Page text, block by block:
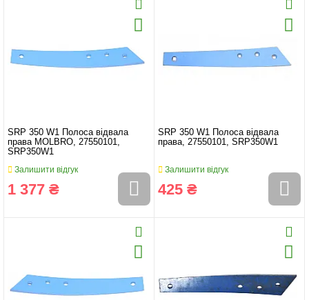
SRP 350 W1 Полоса відвала
права MOLBRO, 27550101,
SRP350W1
Залишити відгук
1 377 ₴
SRP 350 W1 Полоса відвала
права, 27550101, SRP350W1
Залишити відгук
425 ₴